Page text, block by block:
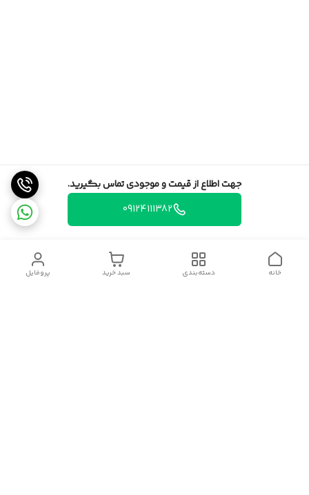
جهت اطلاع از قیمت و موجودی تماس بگیرید.
09124111382
پروفایل سبد خرید دسته‌بندی خانه